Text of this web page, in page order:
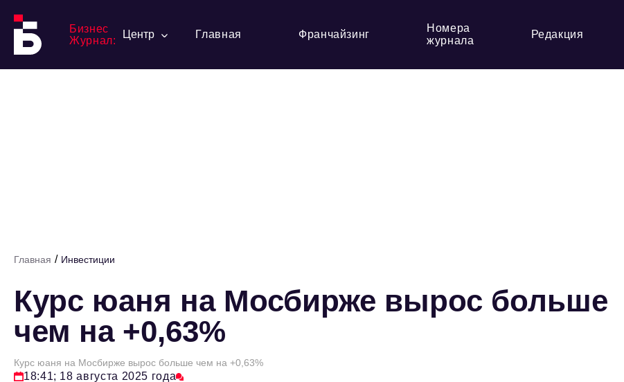
Бизнес
Журнал:
Центр Главная Франчайзинг
Номера
журнала
Редакция
Главная / Инвестиции
Курс юаня на Мосбирже вырос больше
чем на +0,63%
Курс юаня на Мосбирже вырос больше чем на +0,63%
18:41; 18 августа 2025 года